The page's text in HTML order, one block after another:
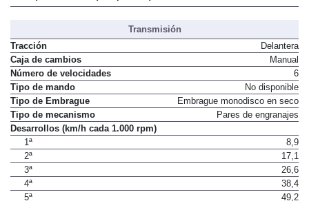
arranque del motor ("Stop/Start")
Transmisión
Tracción
Delantera
Caja de cambios
Manual
Número de velocidades
6
Tipo de mando
No disponible
Tipo de Embrague
Embrague monodisco en seco
Tipo de mecanismo
Desarrollos (km/h cada 1.000 rpm)
1ª
8,9
2ª
17,1
3ª
26,6
4ª
38,4